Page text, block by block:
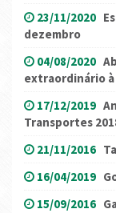
23/11/2020
dezembro
04/08/2020
extraordinário
17/12/2019
Transportes
21/11/2016
16/04/2019
15/09/2016